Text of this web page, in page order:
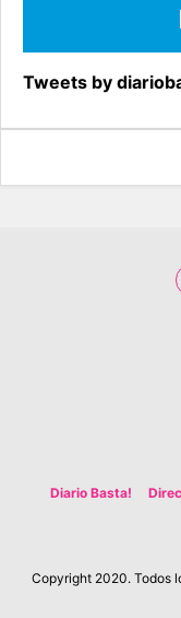
Tweets by
Diario Basta!
Copyright 2020. Todos